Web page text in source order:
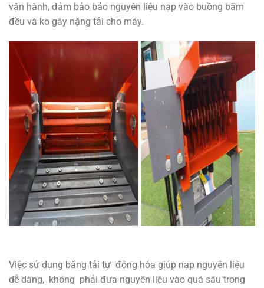
vận hành, đảm bảo bảo nguyên liệu nạp vào buồng băm
đều và ko gây nặng tải cho máy.
Việc sử dụng băng tải tự động hóa giúp nạp nguyên liệu
dễ dàng, không phải đưa nguyên liệu vào quá sâu trong